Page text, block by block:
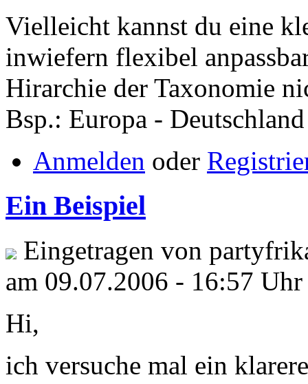
Vielleicht kannst du eine
inwiefern flexibel
Hirarchie der Taxonomie
Bsp.: Europa -
Anmelden oder
Ein Beispiel
Eingetragen von
am 09.07.2006 - 16:57 Uhr
Hi,
ich versuche mal ein